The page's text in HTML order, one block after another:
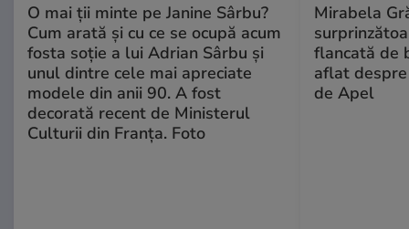
O mai ții minte pe Janine Sârbu?
Cum arată și cu ce se ocupă acum
fosta soție a lui Adrian Sârbu și
unul dintre cele mai apreciate
modele din anii 90. A fost
decorată recent de Ministerul
Culturii din Franța. Foto
Mirabela
flancată de
aflat
de Apel